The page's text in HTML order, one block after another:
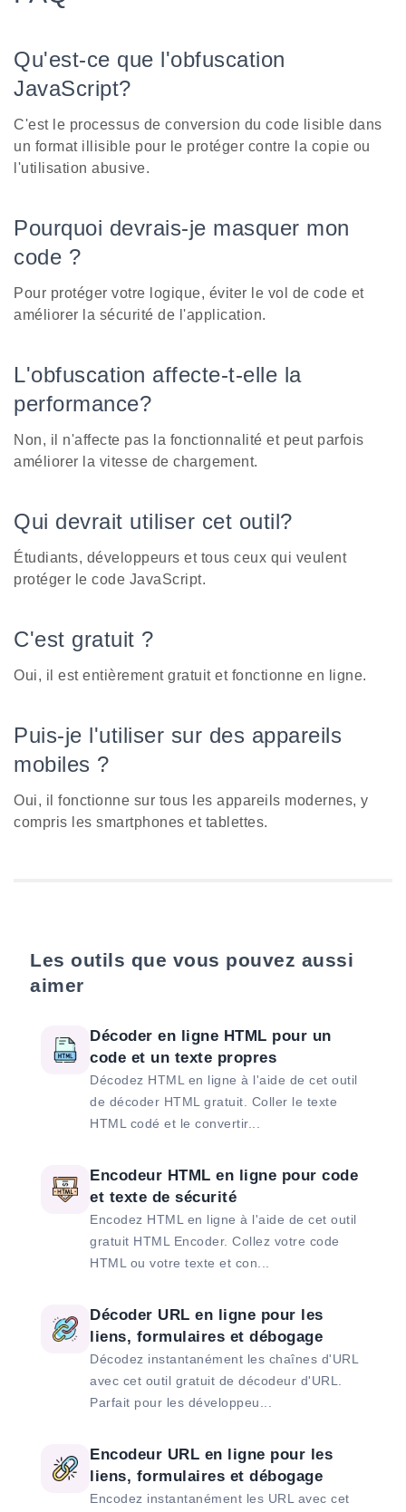
Qu'est-ce que l'obfuscation
JavaScript?
C'est le processus de conversion du code lisible dans
un format illisible pour le protéger contre la copie ou
l'utilisation abusive.
Pourquoi devrais-je masquer mon
code ?
Pour protéger votre logique, éviter le vol de code et
améliorer la sécurité de l'application.
L'obfuscation affecte-t-elle la
performance?
Non, il n'affecte pas la fonctionnalité et peut parfois
améliorer la vitesse de chargement.
Qui devrait utiliser cet outil?
Étudiants, développeurs et tous ceux qui veulent
protéger le code JavaScript.
C'est gratuit ?
Oui, il est entièrement gratuit et fonctionne en ligne.
Puis-je l'utiliser sur des appareils
mobiles ?
Oui, il fonctionne sur tous les appareils modernes, y
compris les smartphones et tablettes.
Les outils que vous pouvez aussi
aimer
Décoder en ligne HTML pour un
code et un texte propres
Décodez HTML en ligne à l'aide de cet outil
de décoder HTML gratuit. Coller le texte
HTML codé et le convertir...
Encodeur HTML en ligne pour code
et texte de sécurité
Encodez HTML en ligne à l'aide de cet outil
gratuit HTML Encoder. Collez votre code
HTML ou votre texte et con...
Décoder URL en ligne pour les
liens, formulaires et débogage
Décodez instantanément les chaînes d'URL
avec cet outil gratuit de décodeur d'URL.
Parfait pour les développeu...
Encodeur URL en ligne pour les
liens, formulaires et débogage
Encodez instantanément les URL avec cet